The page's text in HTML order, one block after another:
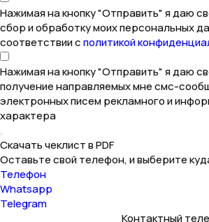
Нажимая на кнопку "Отправить" я даю
сбор и обработку моих персональных
соответствии сполитикой
Нажимая на кнопку "Отправить" я даю
получение направляемых мне смс-
электронных писем рекламного и
характера
Скачать чеклист в PDF
Оставьте свой телефон, и выберите
Телефон
Whatsapp
Telegram
Контактный